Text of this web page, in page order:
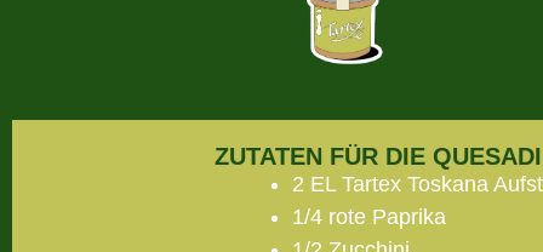
ZUTATEN FÜR DIE
2 EL Tartex Toskana
1/4 rote Paprika